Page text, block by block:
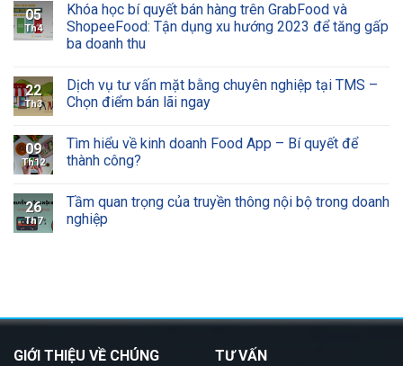
05
Th4
Khóa học bí quyết bán hàng trên GrabFood và
ShopeeFood: Tận dụng xu hướng 2023 để tăng gấp
ba doanh thu
22
Th3
Dịch vụ tư vấn mặt bằng chuyên nghiệp tại TMS –
Chọn điểm bán lãi ngay
09
Th12
Tìm hiểu về kinh doanh Food App – Bí quyết để
thành công?
26
Th7
Tầm quan trọng của truyền thông nội bộ trong doanh
nghiệp
GIỚI THIỆU VỀ CHÚNG
TƯ VẤN